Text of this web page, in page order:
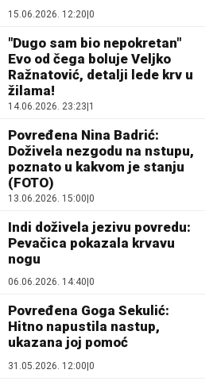
15.06.2026. 12:20 0
"Dugo sam bio nepokretan"
Evo od čega boluje Veljko
Ražnatović, detalji lede krv u
žilama!
14.06.2026. 23:23 1
Povređena Nina Badrić:
Doživela nezgodu na nstupu,
poznato u kakvom je stanju
(FOTO)
13.06.2026. 15:00 0
Indi doživela jezivu povredu:
Pevačica pokazala krvavu
nogu
06.06.2026. 14:40 0
Povređena Goga Sekulić:
Hitno napustila nastup,
ukazana joj pomoć
31.05.2026. 12:00|0